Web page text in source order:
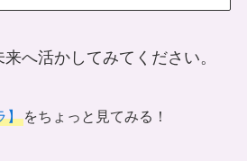
へ活かしてみてください。
】をちょっと見てみる！